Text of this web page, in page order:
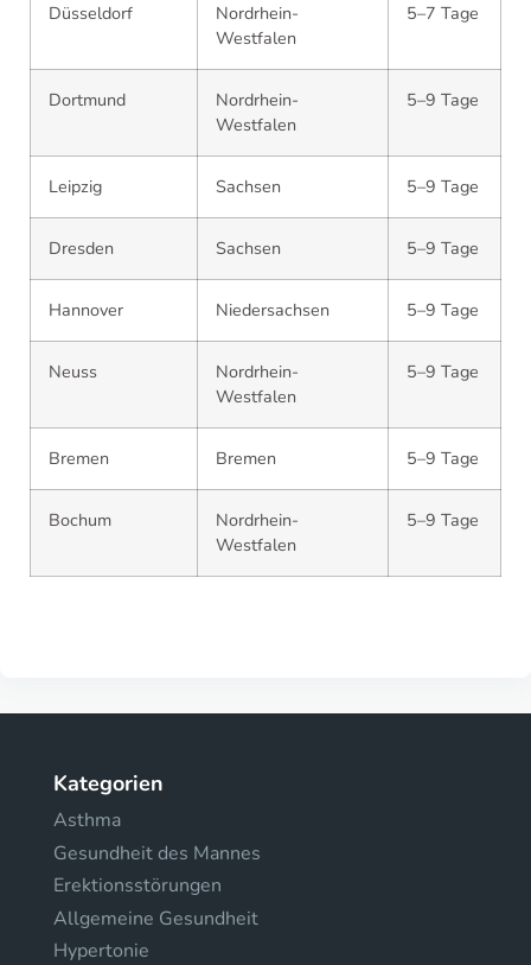
Düsseldorf
Nordrhein-
Westfalen
5–7 Tage
Dortmund
Nordrhein-
Westfalen
5–9 Tage
Leipzig Sachsen 5–9 Tage
Dresden Sachsen 5–9 Tage
Hannover Niedersachsen 5–9 Tage
Neuss
Nordrhein-
Westfalen
5–9 Tage
Bremen Bremen 5–9 Tage
Bochum
Nordrhein-
Westfalen
5–9 Tage
Kategorien
Asthma
Gesundheit des Mannes
Erektionsstörungen
Allgemeine Gesundheit
Hypertonie